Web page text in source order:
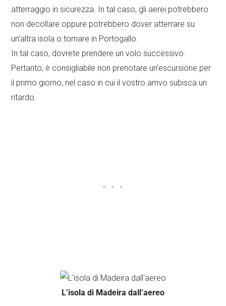
atterraggio in sicurezza. In tal caso, gli aerei potrebbero
non decollare oppure potrebbero dover atterrare su
un’altra isola o tornare in Portogallo.
In tal caso, dovrete prendere un volo successivo.
Pertanto, è consigliabile non prenotare un’escursione per
il primo giorno, nel caso in cui il vostro arrivo subisca un
ritardo.
L’isola di Madeira dall’aereo